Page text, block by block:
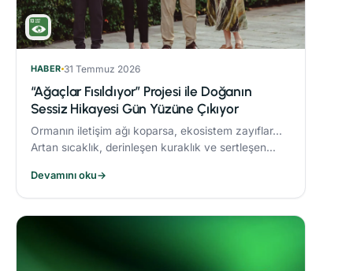
HABER 31 Temmuz 2026
“Ağaçlar Fısıldıyor” Projesi ile Doğanın
Sessiz Hikayesi Gün Yüzüne Çıkıyor
Ormanın iletişim ağı koparsa, ekosistem zayıflar...
Artan sıcaklık, derinleşen kuraklık ve sertleşen
getiriyor.
Devamını oku→